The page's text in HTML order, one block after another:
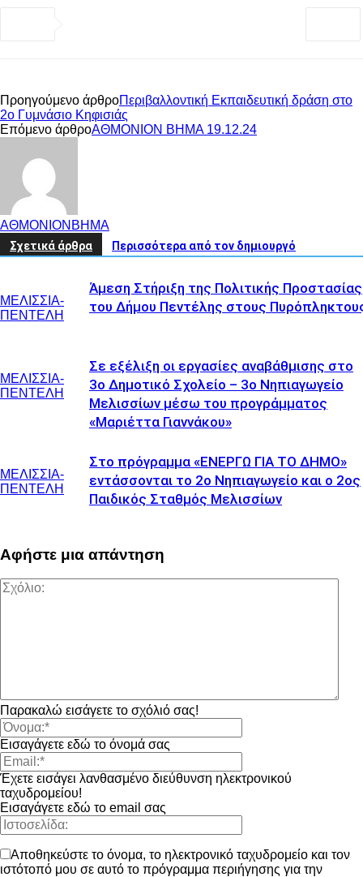
Προηγούμενο άρθροΠεριβαλλοντική Εκπαιδευτική δράση στο
2ο Γυμνάσιο Κηφισιάς
Επόμενο άρθροΑΘΜΟΝΙΟΝ ΒΗΜΑ 19.12.24
ΑΘΜΟΝΙΟΝΒΗΜΑ
Σχετικά άρθρα Περισσότερα από τον δημιουργό
ΜΕΛΙΣΣΙΑ-
ΠΕΝΤΕΛΗ
Άμεση Στήριξη της Πολιτικής Προστασίας
του Δήμου Πεντέλης στους
ΜΕΛΙΣΣΙΑ-
ΠΕΝΤΕΛΗ
Σε εξέλιξη οι εργασίες αναβάθμισης στο
3ο Δημοτικό Σχολείο – 3ο Νηπιαγωγείο
Μελισσίων μέσω του προγράμματος
«Μαριέττα Γιαννάκου»
ΜΕΛΙΣΣΙΑ-
ΠΕΝΤΕΛΗ
Στο πρόγραμμα «ΕΝΕΡΓΩ ΓΙΑ ΤΟ ΔΗΜΟ»
εντάσσονται το 2ο Νηπιαγωγείο και ο 2ος
Παιδικός Σταθμός Μελισσίων
Αφήστε μια απάντηση
Παρακαλώ εισάγετε το σχόλιό σας!
Εισαγάγετε εδώ το όνομά σας
Έχετε εισάγει λανθασμένο διεύθυνση ηλεκτρονικού
ταχυδρομείου!
Εισαγάγετε εδώ το email σας
Αποθηκεύστε το όνομα, το ηλεκτρονικό ταχυδρομείο και τον
ιστότοπό μου σε αυτό το πρόγραμμα περιήγησης για την